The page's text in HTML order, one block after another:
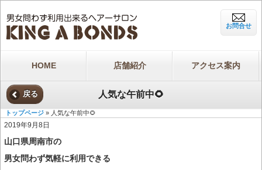
お問合せ
HOME 店舗紹介 アクセス案内
戻る 人気な午前中🌻
トップページ » 人気な午前中🌻
2019年9月8日
山口県周南市の
男女問わず気軽に利用できる